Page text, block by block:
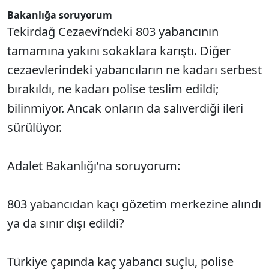
Bakanlığa soruyorum
Tekirdağ Cezaevi’ndeki 803 yabancının
tamamına yakını sokaklara karıştı. Diğer
cezaevlerindeki yabancıların ne kadarı serbest
bırakıldı, ne kadarı polise teslim edildi;
bilinmiyor. Ancak onların da salıverdiği ileri
sürülüyor.
Adalet Bakanlığı’na soruyorum:
803 yabancıdan kaçı gözetim merkezine alındı
ya da sınır dışı edildi?
Türkiye çapında kaç yabancı suçlu, polise